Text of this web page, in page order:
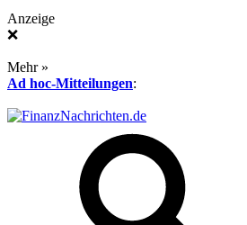
Anzeige
❌
Mehr »
Ad hoc-Mitteilungen: